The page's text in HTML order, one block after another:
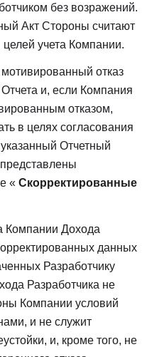
без возражений.
Акт Стороны считают
учета Компании.
отказ
и, если Компания
отказом,
в целях согласования
Отчетный
« Скорректированные
Компании Дохода
данных
Разработчику
Разработчика не
Компании условий
и не служит
и, кроме того, не